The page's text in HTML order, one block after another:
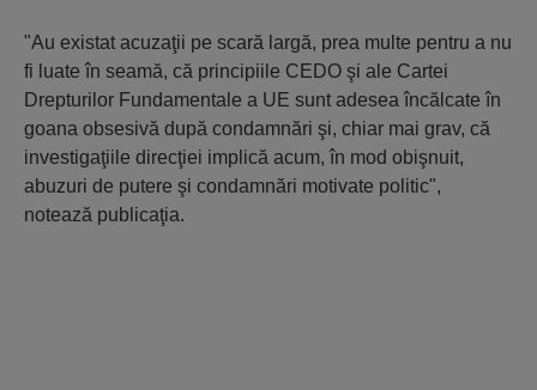
"Au existat acuzaţii pe scară largă, prea multe pentru a nu
fi luate în seamă, că principiile CEDO şi ale Cartei
Drepturilor Fundamentale a UE sunt adesea încălcate în
goana obsesivă după condamnări şi, chiar mai grav, că
investigaţiile direcţiei implică acum, în mod obişnuit,
abuzuri de putere şi condamnări motivate politic",
notează publicaţia.